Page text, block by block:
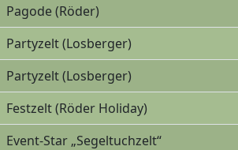
Pagode(Röder)
Partyzelt(Losberger)
Partyzelt(Losberger)
Festzelt(Röder Holiday)
Event-Star „Segeltuchzelt“